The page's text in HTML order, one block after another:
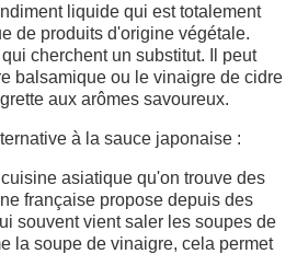
liquide qui est totalement
de produits d'origine végétale.
cherchent un substitut. Il peut
balsamique ou le vinaigre de cidre
aux arômes savoureux.
à la sauce japonaise :
cuisine asiatique qu'on trouve des
française propose depuis des
souvent vient saler les soupes de
la soupe de vinaigre, cela permet